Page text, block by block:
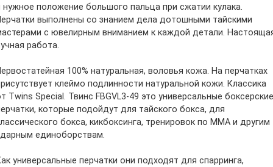
нужное положение большого пальца при сжатии кулака.
выполнены со знанием дела дотошными тайскими
с ювелирным вниманием к каждой детали.
работа.
100% натуральная, воловья кожа. На перчатках
клеймо подлинности натуральной кожи. Классика
Twins Special. Твинс FBGVL3-49 это универсальные боксерские
которые подойдут для тайского бокса, для
бокса, кикбоксинга, тренировок по ММА и другим
единоборствам.
универсальные перчатки они подходят для спарринга,